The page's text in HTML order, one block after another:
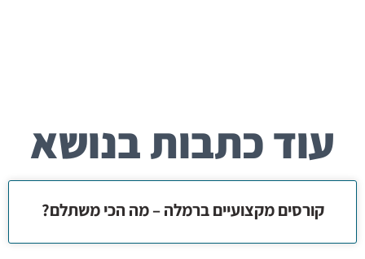
עוד כתבות בנושא
קורסים מקצועיים ברמלה – מה הכי משתלם?